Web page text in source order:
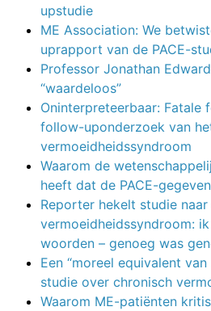
upstudie
ME Association: We
uprapport van de PACE-
Professor Jonathan
“waardeloos”
Oninterpreteerbaar: Fatale
follow-uponderzoek van
vermoeidheidssyndroom
Waarom de
heeft dat de PACE-
Reporter hekelt studie
vermoeidheidssyndroom:
woorden – genoeg was
Een “moreel equivalent
studie over chronisch
Waarom ME-patiënten